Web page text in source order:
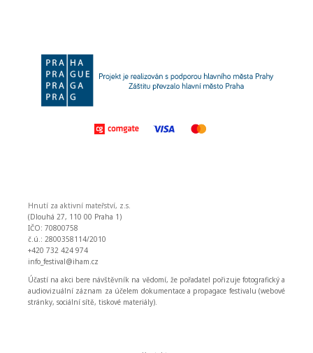
Hnutí za aktivní mateřství, z.s.
(Dlouhá 27, 110 00 Praha 1)
IČO: 70800758
č.ú.: 2800358114/2010
+420 732 424 974
info_festival@iham.cz
Účastí na akci bere návštěvník na vědomí, že pořadatel pořizuje fotografický a
audiovizuální záznam za účelem dokumentace a propagace festivalu (webové
stránky, sociální sítě, tiskové materiály).